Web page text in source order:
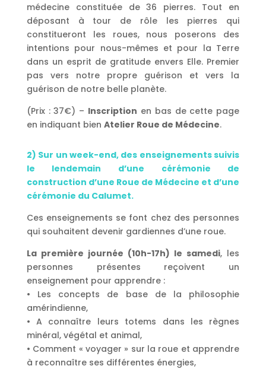
médecine constituée de 36 pierres. Tout en
déposant à tour de rôle les pierres qui
constitueront les roues, nous poserons des
intentions pour nous-mêmes et pour la Terre
dans un esprit de gratitude envers Elle. Premier
pas vers notre propre guérison et vers la
guérison de notre belle planète.
(Prix : 37€) – Inscription en bas de cette page
en indiquant bien Atelier Roue de Médecine.
2) Sur un week-end, des enseignements suivis
le lendemain d’une cérémonie de
construction d’une Roue de Médecine et d’une
cérémonie du Calumet.
Ces enseignements se font chez des personnes
qui souhaitent devenir gardiennes d’une roue.
La première journée (10h-17h) le samedi, les
personnes présentes reçoivent un
enseignement pour apprendre :
• Les concepts de base de la philosophie
amérindienne,
• A connaître leurs totems dans les règnes
minéral, végétal et animal,
• Comment « voyager » sur la roue et apprendre
à reconnaître ses différentes énergies,